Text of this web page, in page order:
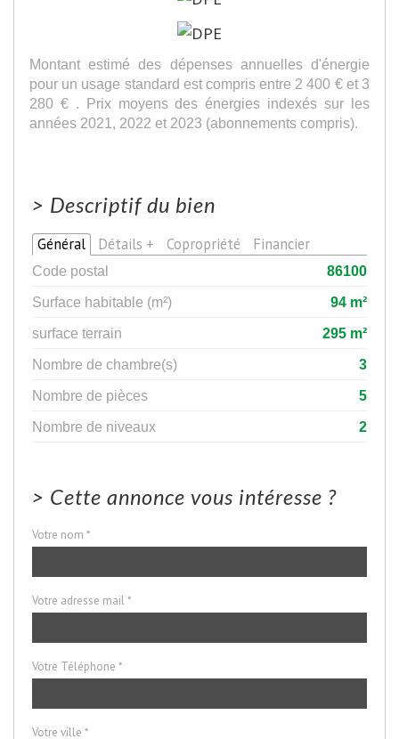
Montant estimé des dépenses annuelles d'énergie
pour un usage standard est compris entre 2 400 € et 3
280 € . Prix moyens des énergies indexés sur les
années 2021, 2022 et 2023 (abonnements compris).
> Descriptif du bien
Général Détails + Copropriété Financier
Code postal
86100
Surface habitable (m²)
94 m²
surface terrain
295 m²
Nombre de chambre(s)
3
Nombre de pièces
5
Nombre de niveaux
2
> Cette annonce vous intéresse ?
Votre nom *
Votre adresse mail *
Votre Téléphone *
Votre ville *